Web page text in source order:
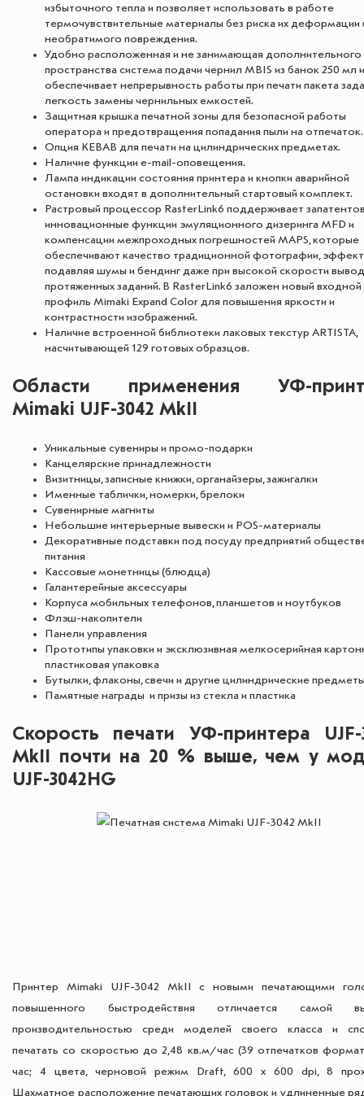
избыточного тепла и позволяет использовать в работе
термочувствительные материалы без риска их деформации
необратимого повреждения.
Удобно расположенная и не занимающая дополнительного
пространства система подачи чернил MBIS из банок 250 мл
обеспечивает непрерывность работы при печати пакета
легкость замены чернильных емкостей.
Защитная крышка печатной зоны для безопасной работы
оператора и предотвращения попадания пыли на отпечаток.
Опция KEBAB для печати на цилиндрических предметах.
Наличие функции e-mail-оповещения.
Лампа индикации состояния принтера и кнопки аварийной
остановки входят в дополнительный стартовый комплект.
Растровый процессор RasterLink6 поддерживает
инновационные функции эмуляционного дизеринга MFD и
компенсации межпроходных погрешностей MAPS, которые
обеспечивают качество традиционной фотографии,
подавляя шумы и бендинг даже при высокой скорости
протяженных заданий. В RasterLink6 заложен новый входной
профиль Mimaki Expand Color для повышения яркости и
контрастности изображений.
Наличие встроенной библиотеки лаковых текстур ARTISTA,
насчитывающей 129 готовых образцов.
Области применения УФ-
Mimaki UJF-3042 MkII
Уникальные сувениры и промо-подарки
Канцелярские принадлежности
Визитницы, записные книжки, органайзеры, зажигалки
Именные таблички, номерки, брелоки
Сувенирные магниты
Небольшие интерьерные вывески и POS-материалы
Декоративные подставки под посуду предприятий
питания
Кассовые монетницы (блюдца)
Галантерейные аксессуары
Корпуса мобильных телефонов, планшетов и ноутбуков
Флэш-накопители
Панели управления
Прототипы упаковки и эксклюзивная мелкосерийная
пластиковая упаковка
Бутылки, флаконы, свечи и другие цилиндрические
Памятные награды и призы из стекла и пластика
Скорость печати УФ-принтера UJF-
MkII почти на 20 % выше, чем у
UJF-3042HG
Принтер Mimaki UJF-3042 MkII с новыми печатающими
повышенного быстродействия отличается самой
производительностью среди моделей своего класса и
печатать со скоростью до 2,48 кв.м/час (39 отпечатков
час; 4 цвета, черновой режим Draft, 600 х 600 dpi, 8
Шахматное расположение печатающих головок и удлиненные